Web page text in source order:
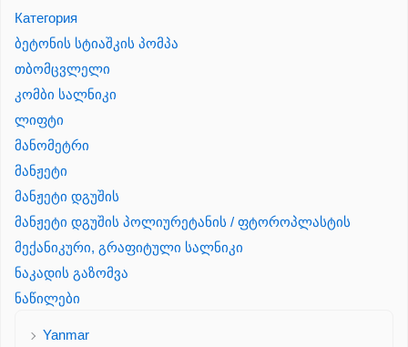
Категория
ბეტონის სტიაშკის პომპა
თბომცვლელი
კომბი სალნიკი
ლიფტი
მანომეტრი
მანჟეტი
მანჟეტი დგუშის
მანჟეტი დგუშის პოლიურეტანის / ფტოროპლასტის
მექანიკური, გრაფიტული სალნიკი
ნაკადის გაზომვა
ნაწილები
Yanmar